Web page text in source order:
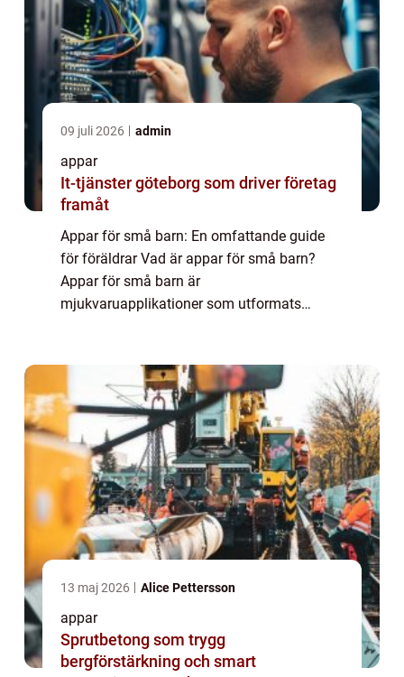
09 juli 2026 admin
appar
It-tjänster göteborg som driver företag
framåt
Appar för små barn: En omfattande guide
för föräldrar Vad är appar för små barn?
Appar för små barn är
mjukvaruapplikationer som utformats
som smartphones, surfplattor ...
13 maj 2026 Alice Pettersson
appar
Sprutbetong som trygg
bergförstärkning och smart